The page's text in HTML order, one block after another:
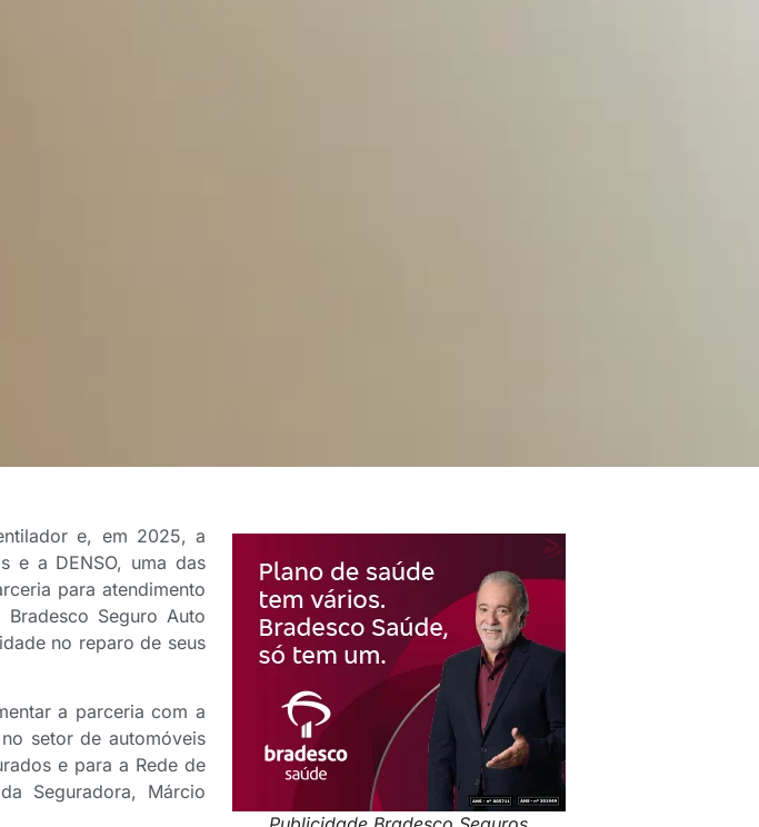
e, em 2025, a
e a DENSO, uma das
para atendimento
Seguro Auto
no reparo de seus
a parceria com a
setor de automóveis
e para a Rede de
Seguradora, Márcio